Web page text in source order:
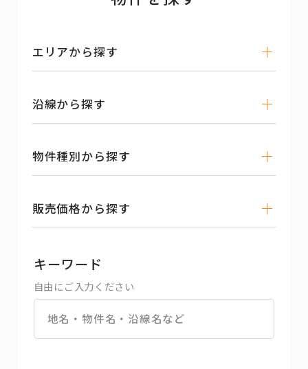
エリアから探す
沿線から探す
物件種別から探す
販売価格から探す
キーワード
自由にご入力ください